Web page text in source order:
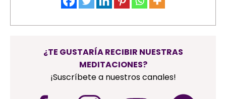
¿TE GUSTARÍA RECIBIR NUESTRAS
MEDITACIONES?
¡Suscríbete a nuestros canales!